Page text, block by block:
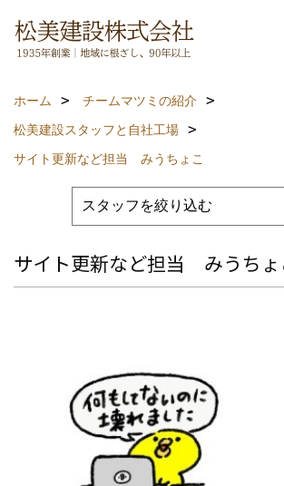
ホーム
チームマツミの紹介
松美建設スタッフと自社工場
サイト更新など担当 みうちょこ
サイト更新など担当 みうちょ